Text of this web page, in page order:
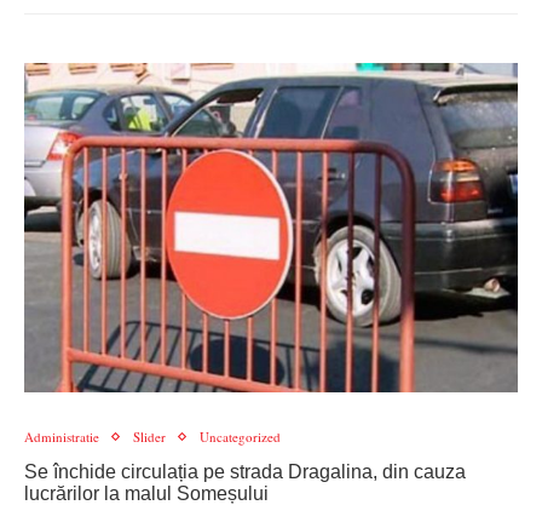
Administratie Slider Uncategorized
Se închide circulația pe strada Dragalina, din cauza
lucrărilor la malul Someșului